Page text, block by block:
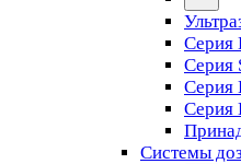
Серия
Серия
Серия
Серия
Системы